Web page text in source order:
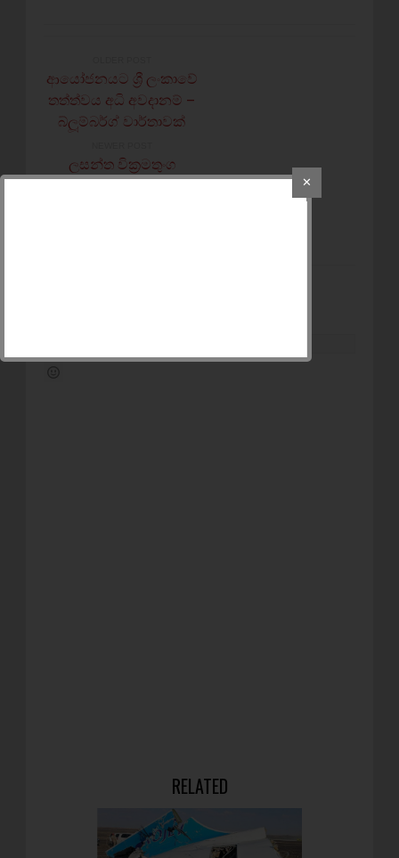
ආයෝජනයට ශ්‍රී ලංකාවේ
තත්ත්වය අධි අවදානම් –
බ්ලූම්බර්ග් වාර්තාවක්
ලසන්ත වික්‍රමතුංග
ඝාතනය ගැන CIDය
RELATED
✕